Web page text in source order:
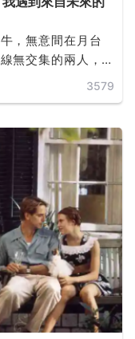
，無意間在月台
無交集的兩人，
到女主角個性的3579